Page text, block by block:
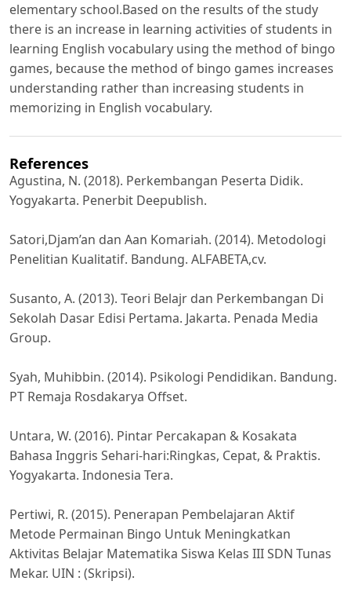
elementary school.Based on the results of the study
there is an increase in learning activities of students in
learning English vocabulary using the method of bingo
games, because the method of bingo games increases
understanding rather than increasing students in
memorizing in English vocabulary.
References
Agustina, N. (2018). Perkembangan Peserta Didik.
Yogyakarta. Penerbit Deepublish.
Satori,Djam’an dan Aan Komariah. (2014). Metodologi
Penelitian Kualitatif. Bandung. ALFABETA,cv.
Susanto, A. (2013). Teori Belajr dan Perkembangan Di
Sekolah Dasar Edisi Pertama. Jakarta. Penada Media
Group.
Syah, Muhibbin. (2014). Psikologi Pendidikan. Bandung.
PT Remaja Rosdakarya Offset.
Untara, W. (2016). Pintar Percakapan & Kosakata
Bahasa Inggris Sehari-hari:Ringkas, Cepat, & Praktis.
Yogyakarta. Indonesia Tera.
Pertiwi, R. (2015). Penerapan Pembelajaran Aktif
Metode Permainan Bingo Untuk Meningkatkan
Aktivitas Belajar Matematika Siswa Kelas III SDN Tunas
Mekar. UIN : (Skripsi).